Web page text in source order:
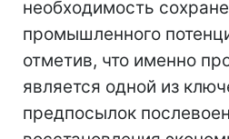
необходимость
промышленного
отметив, что именно
является одной из
предпосылок